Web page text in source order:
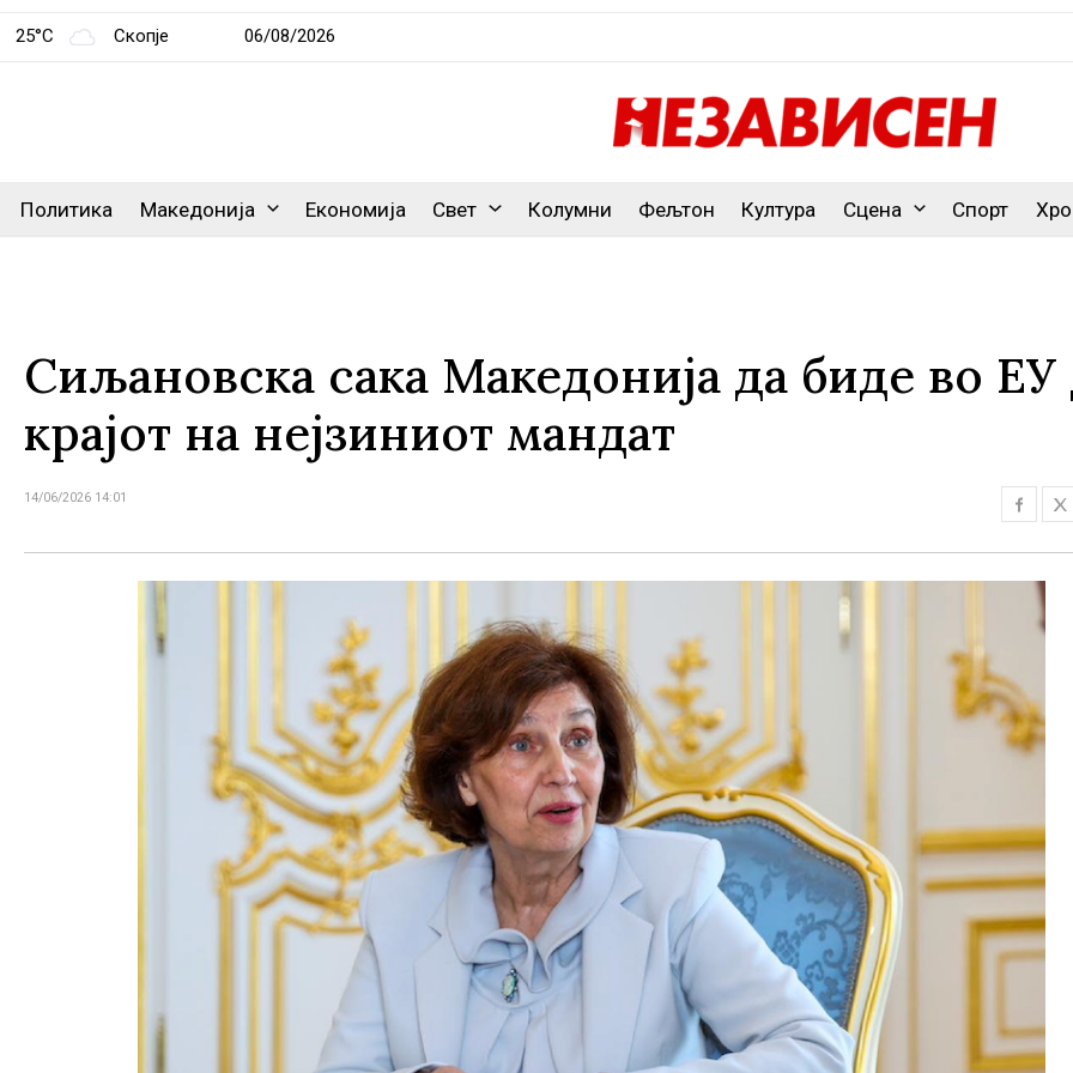
25°C Скопје 06/08/2026
Политика Македонија Економија Свет Колумни Фељтон Култура Сцена Спорт
Сиљановска сака Македонија да биде во ЕУ
крајот на нејзиниот мандат
14/06/2026 14:01